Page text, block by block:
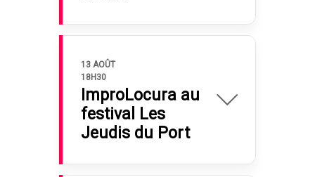
13 AOÛT
18H30
ImproLocura au
festival Les
Jeudis du Port